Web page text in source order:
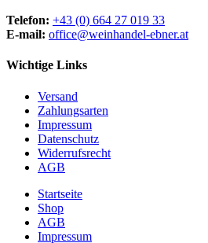
Telefon: +43 (0) 664 27 019 33
E-mail: office@weinhandel-ebner.at
Wichtige Links
Versand
Zahlungsarten
Impressum
Datenschutz
Widerrufsrecht
AGB
Startseite
Shop
AGB
Impressum